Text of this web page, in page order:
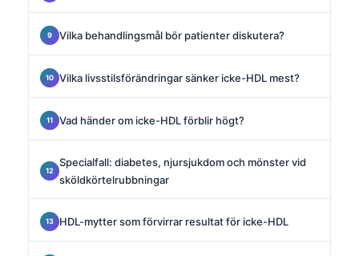
Vilka behandlingsmål bör patienter diskutera?
Vilka livsstilsförändringar sänker icke-HDL mest?
Vad händer om icke-HDL förblir högt?
Specialfall: diabetes, njursjukdom och mönster vid
sköldkörtelrubbningar
HDL-mytter som förvirrar resultat för icke-HDL